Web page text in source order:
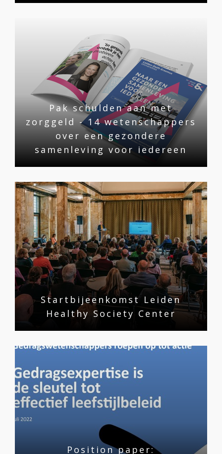
Pak schulden aan met
zorggeld - 14 wetenschappers
over een gezondere
samenleving voor iedereen
Startbijeenkomst Leiden
Healthy Society Center
Position paper: